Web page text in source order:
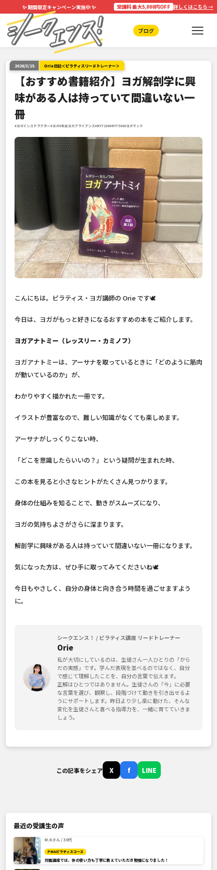
✨期間限定キャンペーン実施中✨ 受講料 最大5,000円OFF 詳しくはこちら →
ブログ
2026/3/15 Orie日記＜ピラティスリードトレーナー＞
【おすすめ書籍紹介】ヨガ解剖学に興
味がある人は持っていて間違いない一
冊
#ヨガインストラクター#ヨガ#全米ヨガアライアンス#RYT200#RYT500#ヨガマット
こんにちは。ピラティス・ヨガ講師の Orie です🕊️
今日は、ヨガがもっと好きになるおすすめの本をご紹介します。
ヨガアナトミー（レッスリー・カミノフ）
ヨガアナトミーは、アーサナを取っているときに「どのように筋肉
が動いているのか」が、
わかりやすく描かれた一冊です。
イラストが豊富なので、難しい知識がなくても楽しめます。
アーサナがしっくりこない時、
「どこを意識したらいいの？」という疑問が生まれた時、
この本を見ると小さなヒントがたくさん見つかります。
身体の仕組みを知ることで、動きがスムーズになり、
ヨガの気持ちよさがさらに深まります。
解剖学に興味がある人は持っていて間違いない一冊になります。
気になった方は、ぜひ手に取ってみてくださいね🕊️
今日もやさしく、自分の身体と向き合う時間を過ごせますよう
に。
シークエンス！ / ピラティス講座 リードトレーナー
Orie
私が大切にしているのは、生徒さん一人ひとりの「から
だの実感」です。学んだ表現を並べるのではなく、自分
で感じて理解したことを、自分の言葉で伝えます。
正解はひとつではありません。生徒さんの「今」に必要
な言葉を選び、観察し、段階づけて動きを引き出せるよ
うにサポートします。昨日より少し楽に動けた、そんな
変化を生徒さんと喜べる指導力を、一緒に育てていきま
しょう。
この記事をシェア X f LINE
最近の受講生の声
M.Kさん / 30代
PMAピラティスコース
対面講座では、体の使い方も丁寧に教えていただき勉強になりました！